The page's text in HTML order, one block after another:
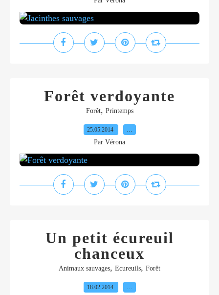
Forêt verdoyante
Forêt, Printemps
25.05.2014 …
Par Vérona
Un petit écureuil
chanceux
Animaux sauvages, Ecureuils, Forêt
18.02.2014 …